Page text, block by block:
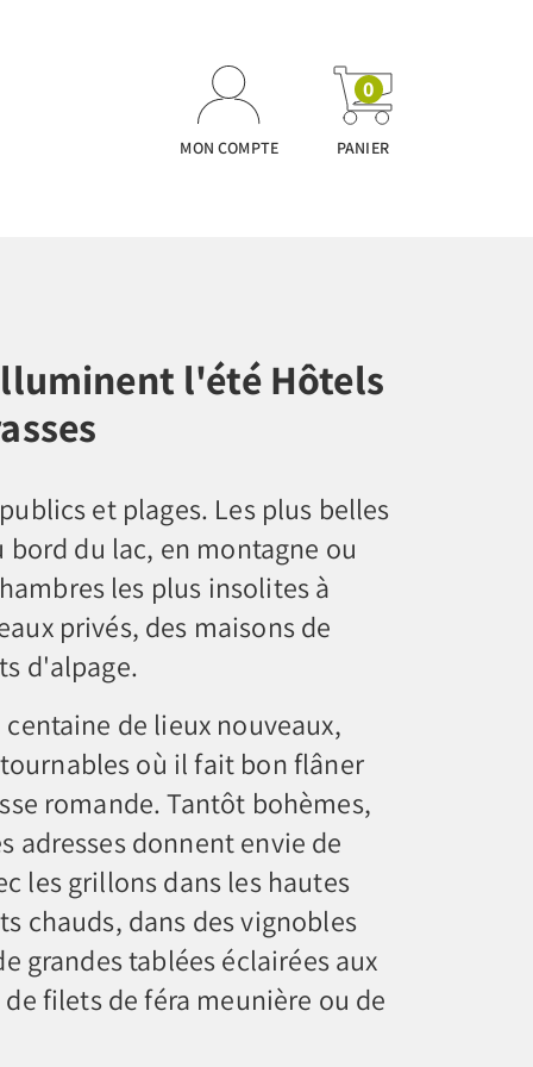
MON COMPTE
0
PANIER
l'été Hôtels
et plages. Les plus belles
bord du lac, en montagne ou
les plus insolites à
privés, des maisons de
d'alpage.
de lieux nouveaux,
où il fait bon flâner
romande. Tantôt bohèmes,
adresses donnent envie de
les grillons dans les hautes
chauds, dans des vignobles
grandes tablées éclairées aux
filets de féra meunière ou de